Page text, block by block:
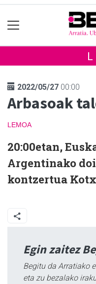
2022/05/27 00:00
Arbasoak
LEMOA
20:00etan,
Argentinako
kontzertua
Egin zaitez
Begitu da Arratiako
eta zu bezalako